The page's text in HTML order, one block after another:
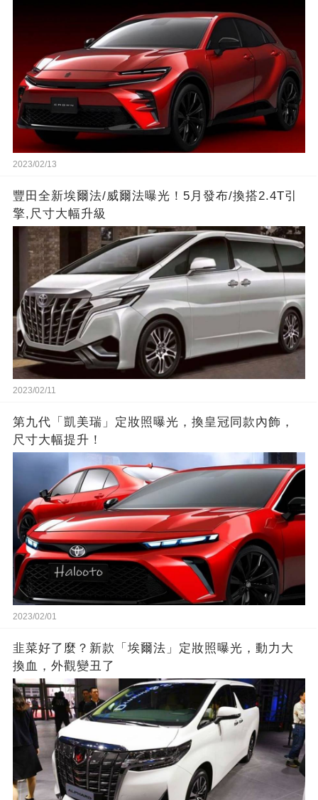
2023/02/13
豐田全新埃爾法/威爾法曝光！5月發布/換搭2.4T引
擎,尺寸大幅升級
2023/02/11
第九代「凱美瑞」定妝照曝光，換皇冠同款內飾，
尺寸大幅提升！
2023/02/01
韭菜好了麼？新款「埃爾法」定妝照曝光，動力大
換血，外觀變丑了